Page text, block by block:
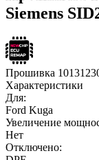
Siemens
Прошивка
Характеристики
Для:
Ford Kuga
Увеличение
Нет
Отключено: